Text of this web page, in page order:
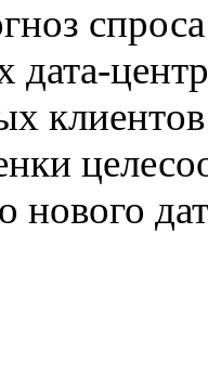
дата-
нового